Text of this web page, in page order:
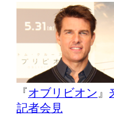
『オブリビオン 』
記者会見